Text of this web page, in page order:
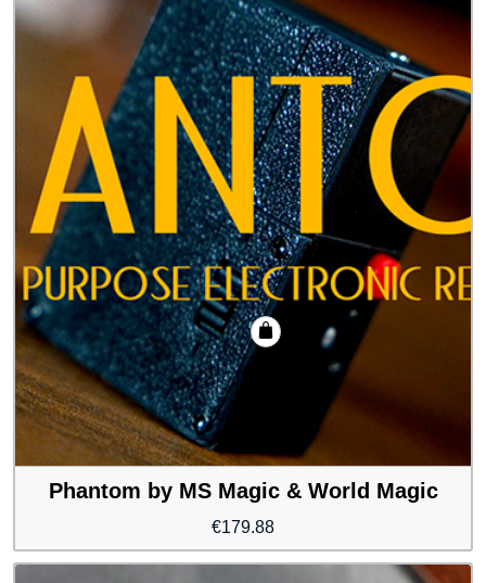
Phantom by MS Magic & World Magic
€179.88